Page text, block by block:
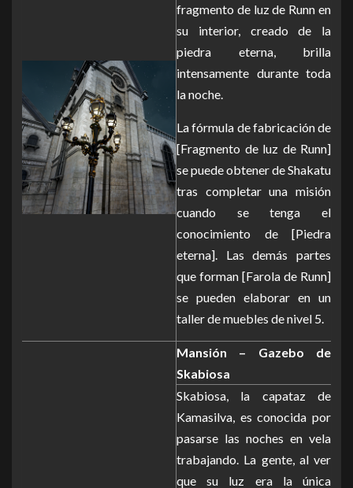
fragmento de luz de Runn en
su interior, creado de la
piedra eterna, brilla
intensamente durante toda
la noche.
La fórmula de fabricación de
[Fragmento de luz de Runn]
se puede obtener de Shakatu
tras completar una misión
cuando se tenga el
conocimiento de [Piedra
eterna]. Las demás partes
que forman [Farola de Runn]
se pueden elaborar en un
taller de muebles de nivel 5.
Mansión – Gazebo de
Skabiosa
Skabiosa, la capataz de
Kamasilva, es conocida por
pasarse las noches en vela
trabajando. La gente, al ver
que su luz era la única